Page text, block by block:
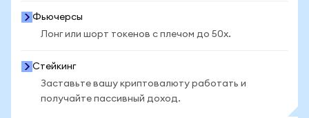
Фьючерсы
Лонг или шорт токенов с плечом до 50x.
Стейкинг
Заставьте вашу криптовалюту работать и
получайте пассивный доход.